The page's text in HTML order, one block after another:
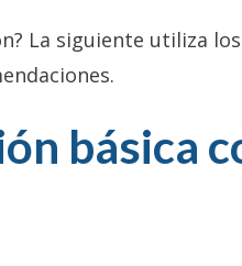
La siguiente utiliza
básica